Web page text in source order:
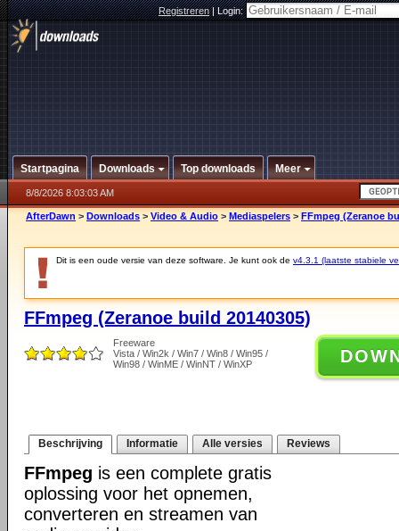
Registreren|Login:
Startpagina Downloads Top downloads Meer
8/8/2026 8:03:03 AM
AfterDawn > Downloads > Video & Audio > Mediaspelers > FFmpeg (Zeranoe
Dit is een oude versie van deze software. Je kunt ook de v4.3.1 (laatste stabiele
FFmpeg (Zeranoe build 20140305)
Freeware
Vista / Win2k / Win7 / Win8 / Win95 /
Win98 / WinME / WinNT / WinXP
Beschrijving Informatie Alle versies Reviews
FFmpeg is een complete gratis
oplossing voor het opnemen,
converteren en streamen van